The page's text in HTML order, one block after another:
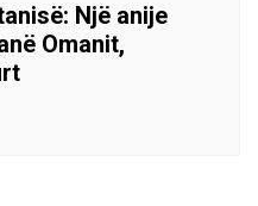
Një anije
Omanit,